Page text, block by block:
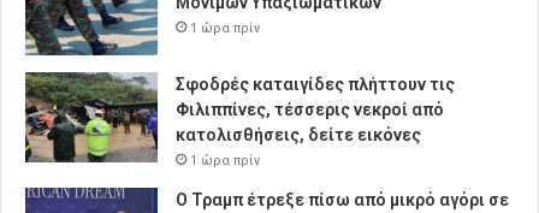
1 ώρα πρίν
Σφοδρές καταιγίδες πλήττουν τις
Φιλιππίνες, τέσσερις νεκροί από
κατολισθήσεις, δείτε εικόνες
1 ώρα πρίν
Ο Τραμπ έτρεξε πίσω από μικρό αγόρι σε